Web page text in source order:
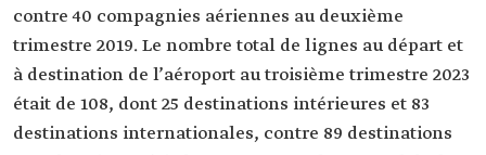
contre 40 compagnies aériennes au deuxième
trimestre 2019. Le nombre total de lignes au départ et
à destination de l’aéroport au troisième trimestre 2023
était de 108, dont 25 destinations intérieures et 83
destinations internationales, contre 89 destinations